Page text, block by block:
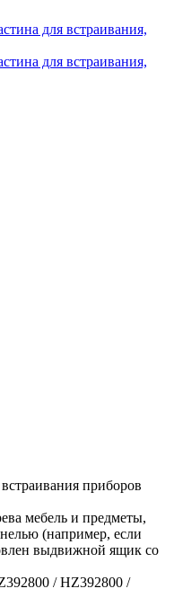
приборов
мебель и предметы,
(например, если
выдвижной ящик со
/ HZ392800 /